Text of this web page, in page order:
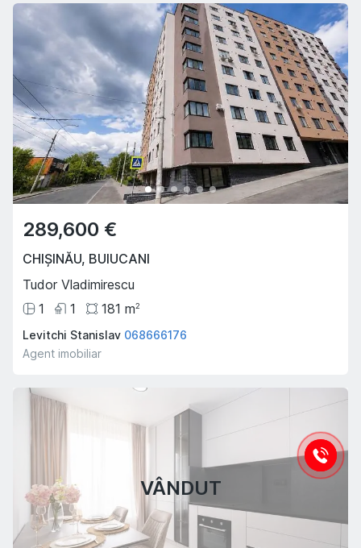
289,600 €
CHIȘINĂU, BUIUCANI
Tudor Vladimirescu
1
1 181 m2
Levitchi Stanislav 068666176
Agent imobiliar
VÂNDUT